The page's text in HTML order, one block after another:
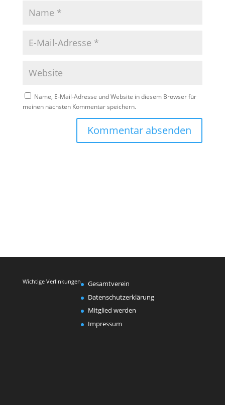
Name, E-Mail-Adresse und Website in diesem Browser für
meinen nächsten Kommentar speichern.
Wichtige Verlinkungen
Gesamtverein
Datenschutzerklärung
Mitglied werden
Impressum